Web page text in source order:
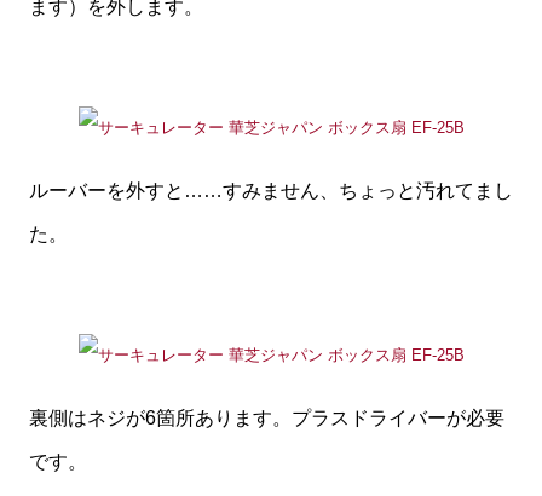
ます）を外します。
ルーバーを外すと……すみません、ちょっと汚れてまし
た。
裏側はネジが6箇所あります。プラスドライバーが必要
です。